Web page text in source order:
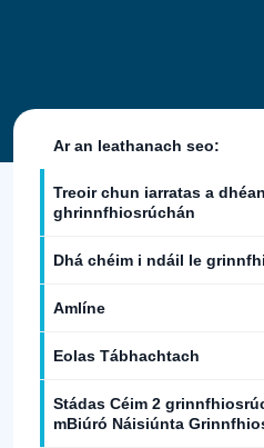
Ar an leathanach seo:
Treoir chun iarratas a
ghrinnfhiosrúchán
Dhá chéim i ndáil le
Amlíne
Eolas Tábhachtach
Stádas Céim 2
mBiúró Náisiúnta